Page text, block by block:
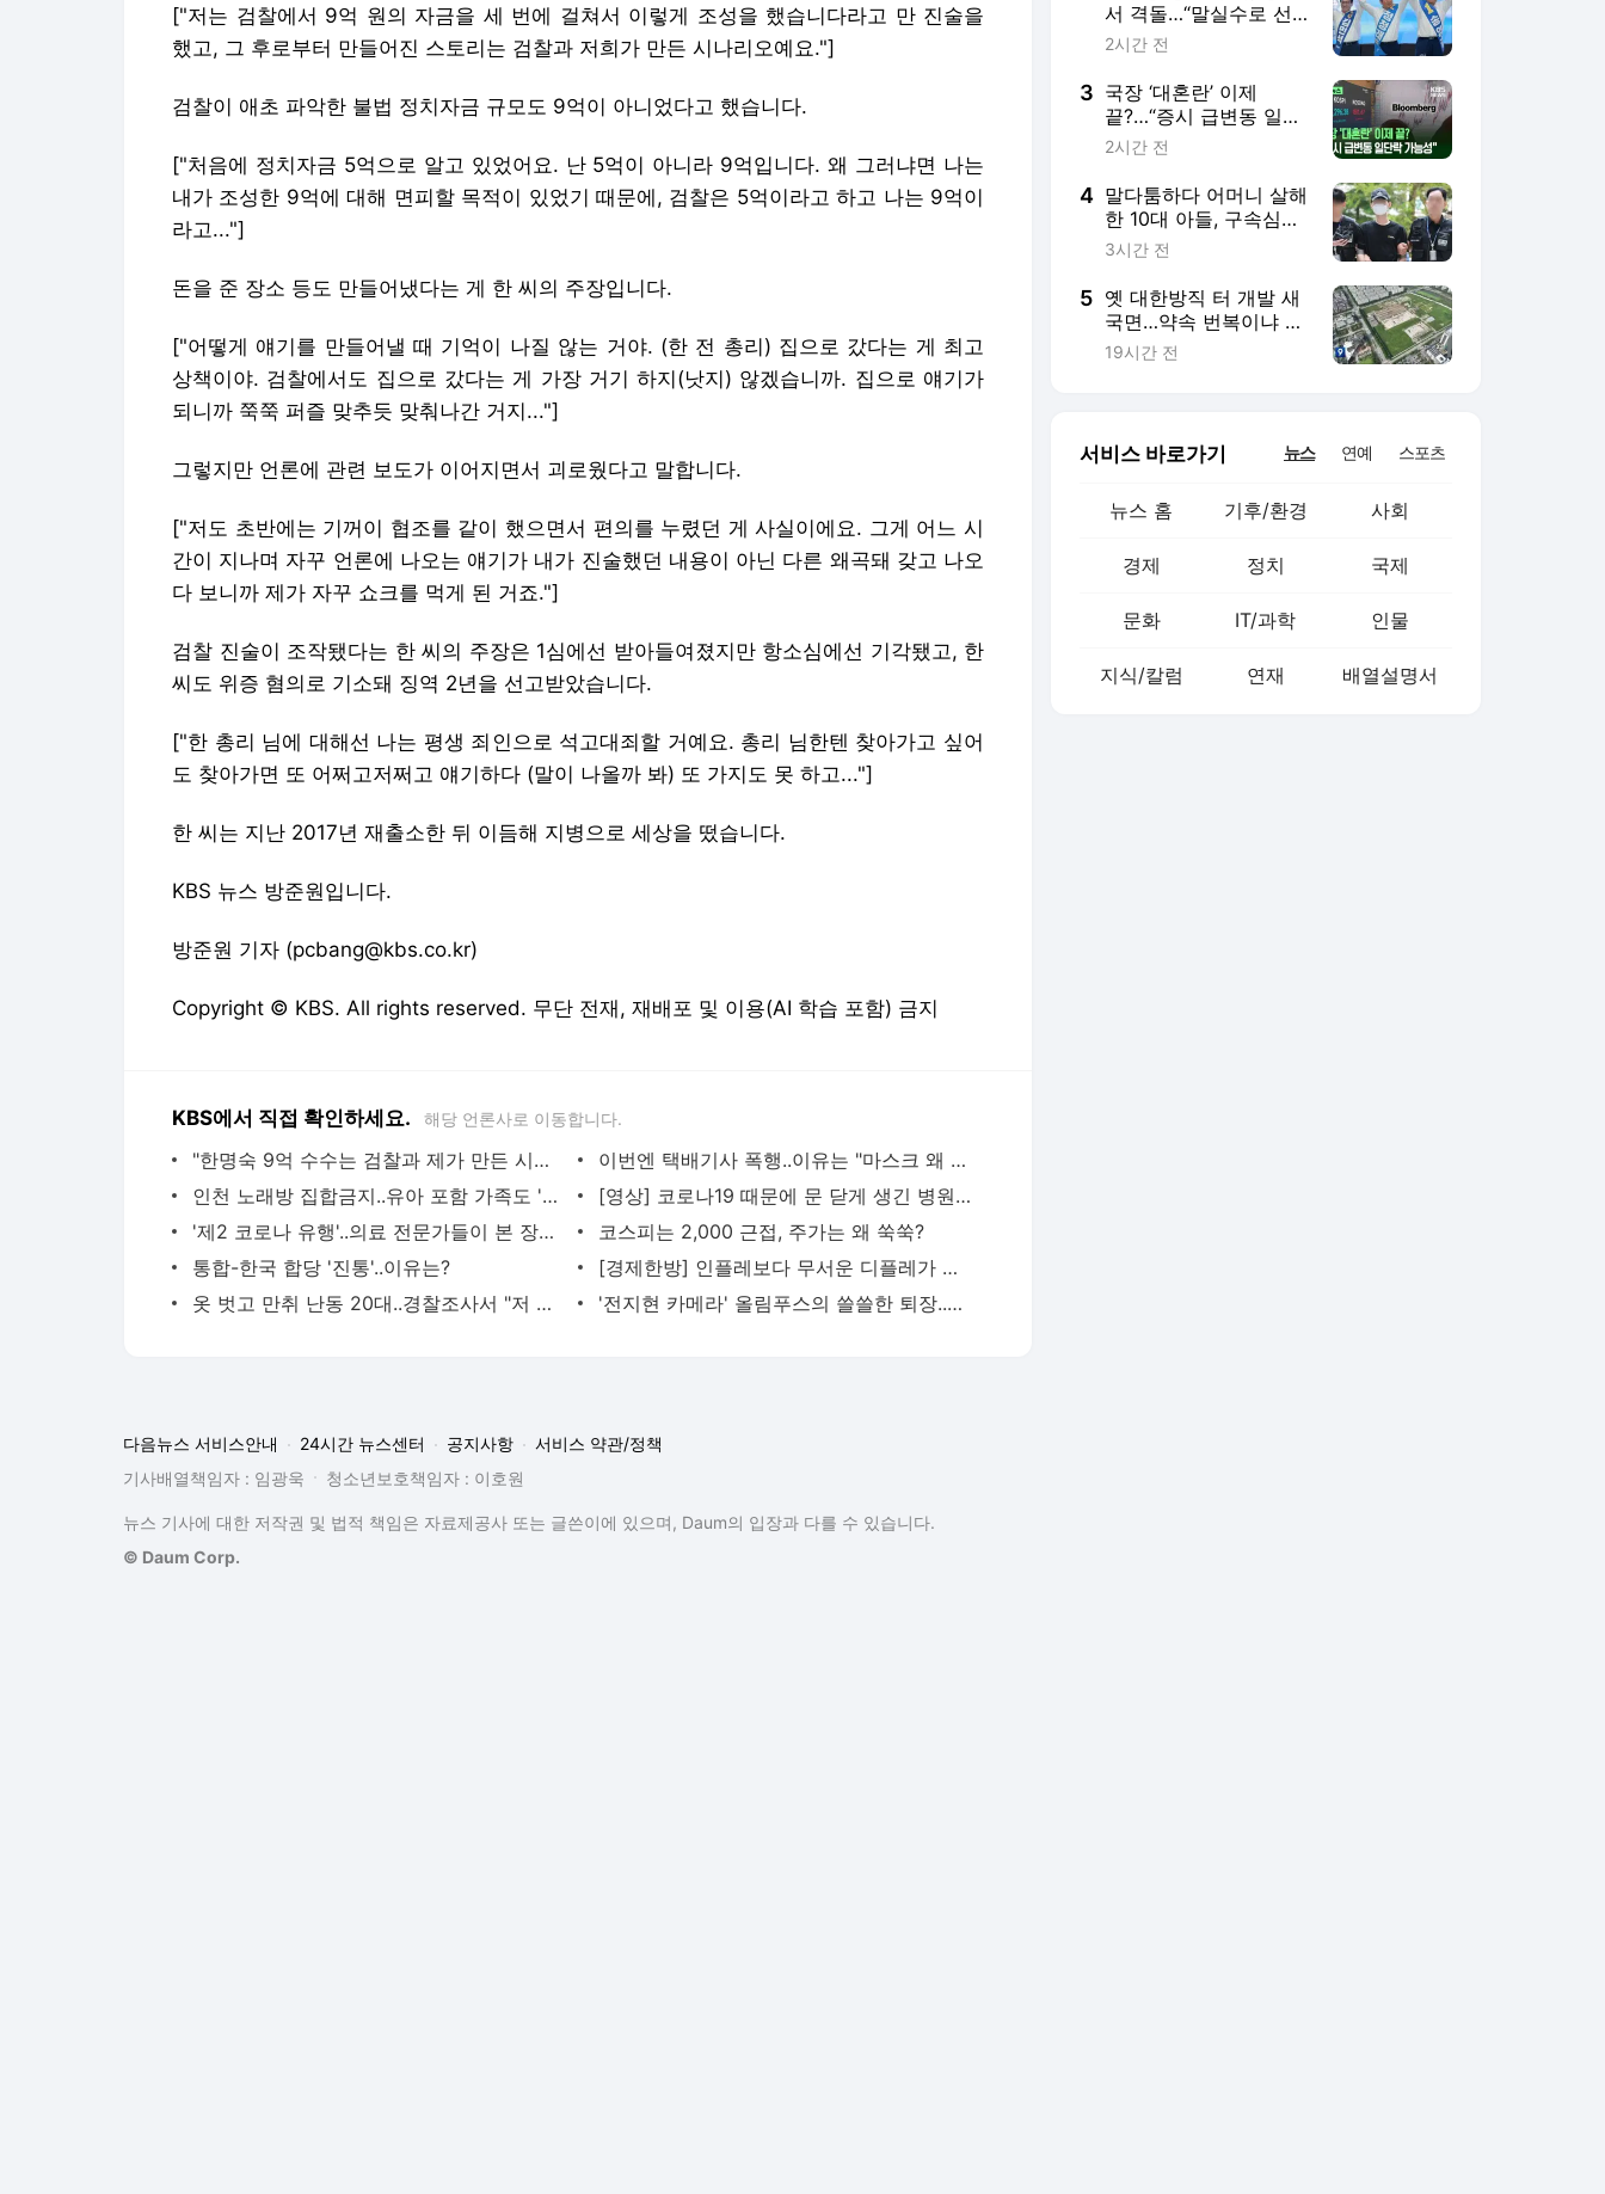
["저는 검찰에서 9억 원의 자금을 세 번에 걸쳐서 이렇게 조성을 했습니다라고 만 진술을
했고, 그 후로부터 만들어진 스토리는 검찰과 저희가 만든 시나리오예요."]
검찰이 애초 파악한 불법 정치자금 규모도 9억이 아니었다고 했습니다.
["처음에 정치자금 5억으로 알고 있었어요. 난 5억이 아니라 9억입니다. 왜 그러냐면 나는
내가 조성한 9억에 대해 면피할 목적이 있었기 때문에, 검찰은 5억이라고 하고 나는 9억이
라고..."]
돈을 준 장소 등도 만들어냈다는 게 한 씨의 주장입니다.
["어떻게 얘기를 만들어낼 때 기억이 나질 않는 거야. (한 전 총리) 집으로 갔다는 게 최고
상책이야. 검찰에서도 집으로 갔다는 게 가장 거기 하지(낫지) 않겠습니까. 집으로 얘기가
되니까 쭉쭉 퍼즐 맞추듯 맞춰나간 거지..."]
그렇지만 언론에 관련 보도가 이어지면서 괴로웠다고 말합니다.
["저도 초반에는 기꺼이 협조를 같이 했으면서 편의를 누렸던 게 사실이에요. 그게 어느 시
간이 지나며 자꾸 언론에 나오는 얘기가 내가 진술했던 내용이 아닌 다른 왜곡돼 갖고 나오
다 보니까 제가 자꾸 쇼크를 먹게 된 거죠."]
검찰 진술이 조작됐다는 한 씨의 주장은 1심에선 받아들여졌지만 항소심에선 기각됐고, 한
씨도 위증 혐의로 기소돼 징역 2년을 선고받았습니다.
["한 총리 님에 대해선 나는 평생 죄인으로 석고대죄할 거예요. 총리 님한텐 찾아가고 싶어
도 찾아가면 또 어쩌고저쩌고 얘기하다 (말이 나올까 봐) 또 가지도 못 하고..."]
한 씨는 지난 2017년 재출소한 뒤 이듬해 지병으로 세상을 떴습니다.
KBS 뉴스 방준원입니다.
방준원 기자 (pcbang@kbs.co.kr)
Copyright © KBS. All rights reserved. 무단 전재, 재배포 및 이용(AI 학습 포함) 금지
KBS에서 직접 확인하세요. 해당 언론사로 이동합니다.
"한명숙 9억 수수는 검찰과 제가 만든 시나리오"..한만호 육성 공개
이번엔 택배기사 폭행..이유는 "마스크 왜 안 쓰냐"
인천 노래방 집합금지..유아 포함 가족도 '강사발' 확진
[영상] 코로나19 때문에 문 닫게 생긴 병원들..왜?
'제2 코로나 유행'..의료 전문가들이 본 장기전 대비책은?
코스피는 2,000 근접, 주가는 왜 쑥쑥?
통합-한국 합당 '진통'..이유는?
[경제한방] 인플레보다 무서운 디플레가 온다
옷 벗고 만취 난동 20대..경찰조사서 "저 자가격리중인데요?"
'전지현 카메라' 올림푸스의 쓸쓸한 퇴장..디카 대신 폰카 시대?
서 격돌…“말실수로 선
거 패배”·“당과의 의리
지켰다”
2시간 전
3 국장 ‘대혼란’ 이제
끝?…“증시 급변동 일단
락 가능성” [지금뉴스]
2시간 전
4 말다툼하다 어머니 살해
한 10대 아들, 구속심사
출석…묵묵부답
3시간 전
5 옛 대한방직 터 개발 새
국면…약속 번복이냐 상
황 변화냐
19시간 전
서비스 바로가기 뉴스 연예 스포츠
뉴스 홈 기후/환경 사회
경제 정치 국제
문화 IT/과학 인물
지식/칼럼 연재 배열설명서
다음뉴스 서비스안내 24시간 뉴스센터 공지사항
서비스 약관/정책
기사배열책임자 : 임광욱
청소년보호책임자 : 이호원
뉴스 기사에 대한 저작권 및 법적 책임은 자료제공사 또는 글쓴이에 있으며, Daum의 입장과 다를 수 있습니다.
© Daum Corp.